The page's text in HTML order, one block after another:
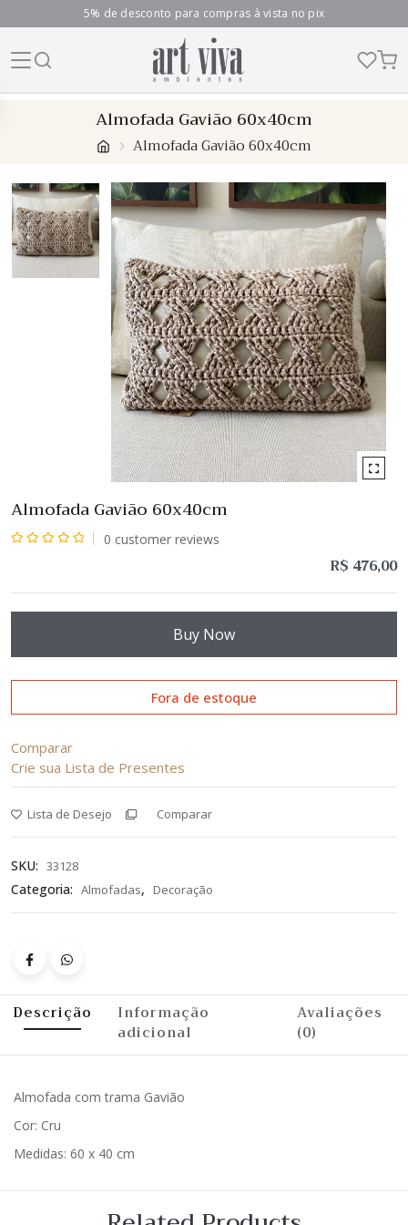
5% de desconto para compras à vista no pix
Almofada Gavião 60x40cm
Almofada Gavião 60x40cm
Almofada Gavião 60x40cm
0 customer reviews
R$ 476,00
Buy Now
Fora de estoque
Comparar
Crie sua Lista de Presentes
Lista de Desejo Comparar
SKU: 33128
Categoria: Almofadas, Decoração
Descrição
Informação
adicional
Avaliações
(0)
Almofada com trama Gavião
Cor: Cru
Medidas: 60 x 40 cm